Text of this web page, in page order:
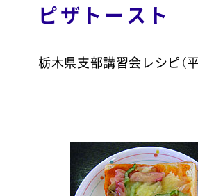
ピザトースト
栃木県支部講習会レシピ（